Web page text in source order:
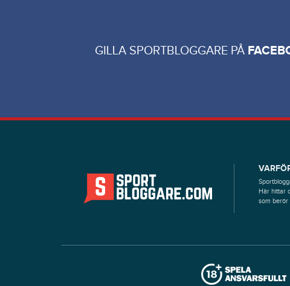
GILLA SPORTBLOGGARE PÅ
Här hittar
som berör